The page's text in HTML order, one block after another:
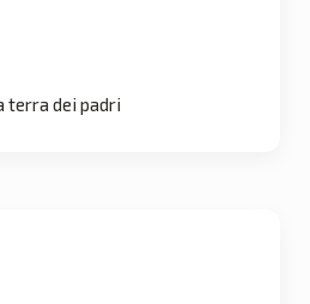
terra dei padri